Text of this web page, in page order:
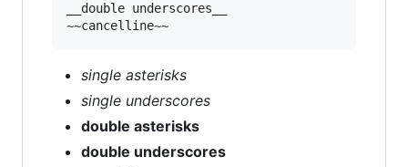
__double underscores__
single asterisks
single underscores
double asterisks
double underscores